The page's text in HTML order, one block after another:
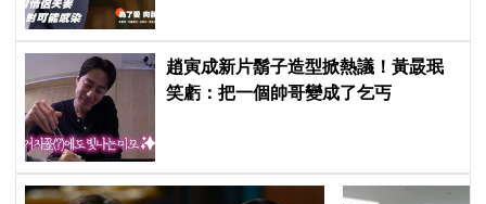
趙寅成新片鬍子造型掀熱議！黃晸珉
笑虧：把一個帥哥變成了乞丐